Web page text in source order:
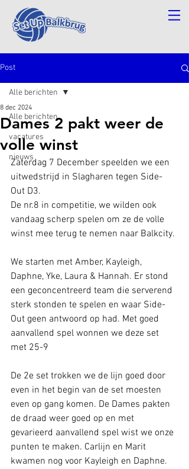
Post
Alle berichten
vacatures
nieuws
Alle berichten
Dames 2 pakt weer de
volle winst
8 dec 2024
Zaterdag 7 December speelden we een
uitwedstrijd in Slagharen tegen Side-
Out D3.
De nr.8 in competitie, we wilden ook
vandaag scherp spelen om ze de volle
winst mee terug te nemen naar Balkcity.
We starten met Amber, Kayleigh,
Daphne, Yke, Laura & Hannah. Er stond
een geconcentreerd team die serverend
sterk stonden te spelen en waar Side-
Out geen antwoord op had. Met goed
aanvallend spel wonnen we deze set
met 25-9
De 2e set trokken we de lijn goed door
even in het begin van de set moesten
even op gang komen. De Dames pakten
de draad weer goed op en met
gevarieerd aanvallend spel wist we onze
punten te maken. Carlijn en Marit
kwamen nog voor Kayleigh en Daphne.